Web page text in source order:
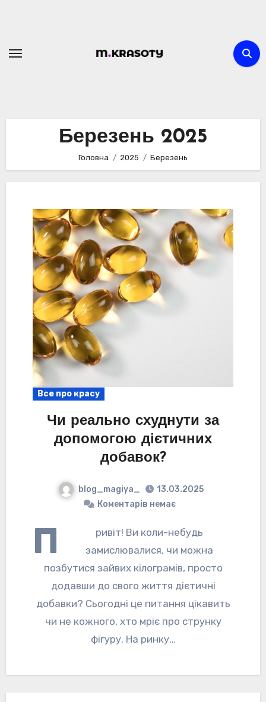
Березень 2025
Головна 2025 Березень
Все про красу
Чи реально схуднути за
допомогою дієтичних
добавок?
blog_magiya_
13.03.2025
Коментарів немає
П
ривіт! Ви коли-небудь
замислювалися, чи можна
позбутися зайвих кілограмів, просто
додавши до свого життя дієтичні
добавки? Сьогодні це питання цікавить
чи не кожного, хто мріє про струнку
фігуру. На ринку…